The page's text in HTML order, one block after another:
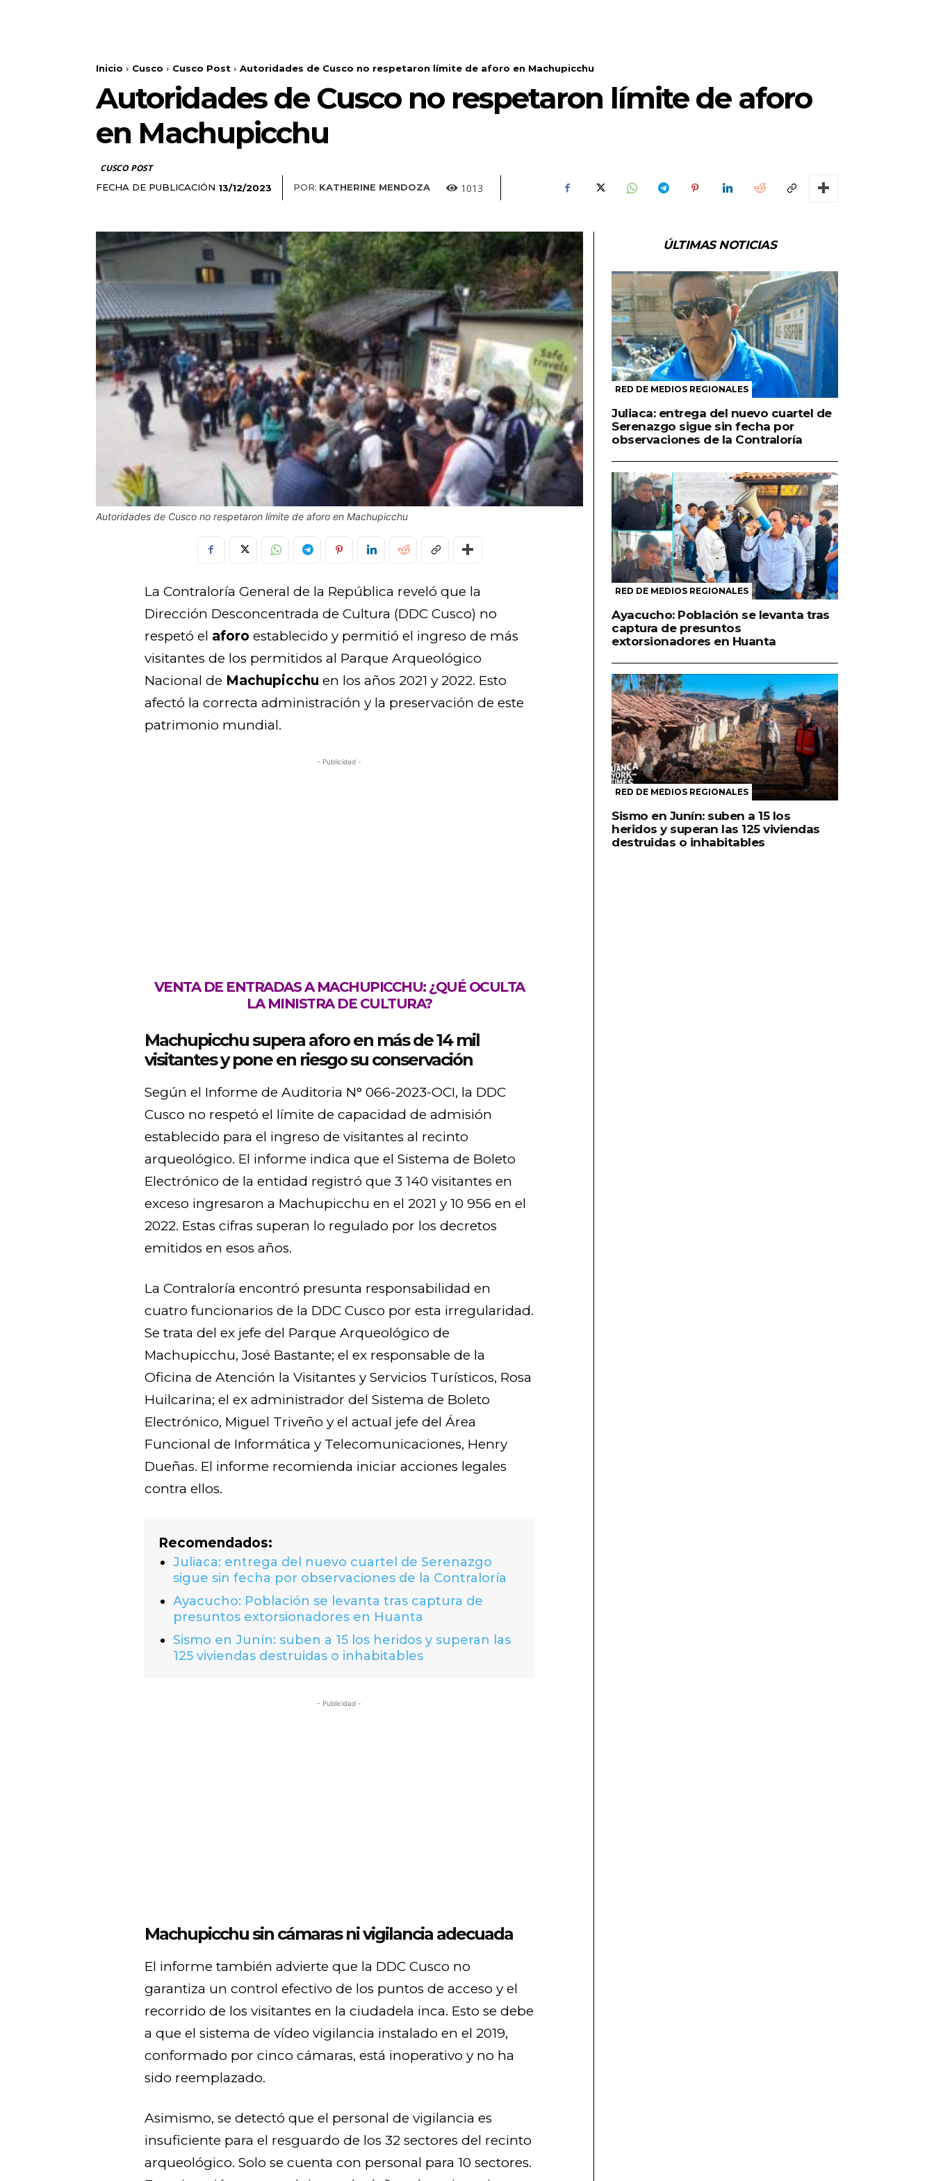
Inicio Cusco Cusco Post Autoridades de Cusco no respetaron límite de aforo en Machupicchu
Autoridades de Cusco no respetaron límite de aforo
en Machupicchu
CUSCO POST
FECHA DE PUBLICACIÓN 13/12/2023 POR: KATHERINE MENDOZA 1013
Autoridades de Cusco no respetaron límite de aforo en Machupicchu
La Contraloría General de la República reveló que la
Dirección Desconcentrada de Cultura (DDC Cusco) no
respetó el aforo establecido y permitió el ingreso de más
visitantes de los permitidos al Parque Arqueológico
Nacional de Machupicchu en los años 2021 y 2022. Esto
afectó la correcta administración y la preservación de este
patrimonio mundial.
- Publicidad -
VENTA DE ENTRADAS A MACHUPICCHU: ¿QUÉ OCULTA
LA MINISTRA DE CULTURA?
Machupicchu supera aforo en más de 14 mil
visitantes y pone en riesgo su conservación
Según el Informe de Auditoria N° 066-2023-OCI, la DDC
Cusco no respetó el límite de capacidad de admisión
establecido para el ingreso de visitantes al recinto
arqueológico. El informe indica que el Sistema de Boleto
Electrónico de la entidad registró que 3 140 visitantes en
exceso ingresaron a Machupicchu en el 2021 y 10 956 en el
2022. Estas cifras superan lo regulado por los decretos
emitidos en esos años.
La Contraloría encontró presunta responsabilidad en
cuatro funcionarios de la DDC Cusco por esta irregularidad.
Se trata del ex jefe del Parque Arqueológico de
Machupicchu, José Bastante; el ex responsable de la
Oficina de Atención la Visitantes y Servicios Turísticos, Rosa
Huilcarina; el ex administrador del Sistema de Boleto
Electrónico, Miguel Triveño y el actual jefe del Área
Funcional de Informática y Telecomunicaciones, Henry
Dueñas. El informe recomienda iniciar acciones legales
contra ellos.
Recomendados:
Juliaca: entrega del nuevo cuartel de Serenazgo
sigue sin fecha por observaciones de la Contraloría
Ayacucho: Población se levanta tras captura de
presuntos extorsionadores en Huanta
Sismo en Junín: suben a 15 los heridos y superan las
125 viviendas destruidas o inhabitables
- Publicidad -
Machupicchu sin cámaras ni vigilancia adecuada
El informe también advierte que la DDC Cusco no
garantiza un control efectivo de los puntos de acceso y el
recorrido de los visitantes en la ciudadela inca. Esto se debe
a que el sistema de vídeo vigilancia instalado en el 2019,
conformado por cinco cámaras, está inoperativo y no ha
sido reemplazado.
Asimismo, se detectó que el personal de vigilancia es
insuficiente para el resguardo de los 32 sectores del recinto
arqueológico. Solo se cuenta con personal para 10 sectores.
ÚLTIMAS NOTICIAS
RED DE MEDIOS REGIONALES
Juliaca: entrega del nuevo cuartel de
Serenazgo sigue sin fecha por
observaciones de la Contraloría
RED DE MEDIOS REGIONALES
Ayacucho: Población se levanta tras
captura de presuntos
extorsionadores en Huanta
RED DE MEDIOS REGIONALES
Sismo en Junín: suben a 15 los
heridos y superan las 125 viviendas
destruidas o inhabitables